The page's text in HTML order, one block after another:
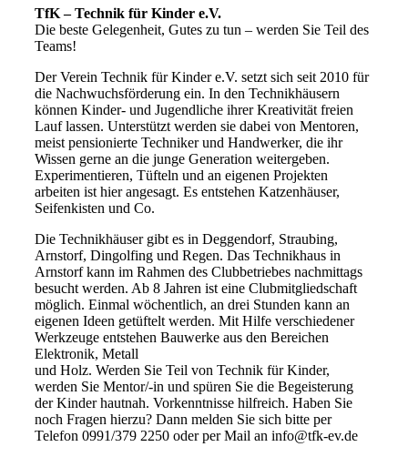
TfK – Technik für Kinder e.V.
Die beste Gelegenheit, Gutes zu tun – werden Sie Teil des
Teams!
Der Verein Technik für Kinder e.V. setzt sich seit 2010 für
die Nachwuchsförderung ein. In den Technikhäusern
können Kinder- und Jugendliche ihrer Kreativität freien
Lauf lassen. Unterstützt werden sie dabei von Mentoren,
meist pensionierte Techniker und Handwerker, die ihr
Wissen gerne an die junge Generation weitergeben.
Experimentieren, Tüfteln und an eigenen Projekten
arbeiten ist hier angesagt. Es entstehen Katzenhäuser,
Seifenkisten und Co.
Die Technikhäuser gibt es in Deggendorf, Straubing,
Arnstorf, Dingolfing und Regen. Das Technikhaus in
Arnstorf kann im Rahmen des Clubbetriebes nachmittags
besucht werden. Ab 8 Jahren ist eine Clubmitgliedschaft
möglich. Einmal wöchentlich, an drei Stunden kann an
eigenen Ideen getüftelt werden. Mit Hilfe verschiedener
Werkzeuge entstehen Bauwerke aus den Bereichen
Elektronik, Metall
und Holz. Werden Sie Teil von Technik für Kinder,
werden Sie Mentor/-in und spüren Sie die Begeisterung
der Kinder hautnah. Vorkenntnisse hilfreich. Haben Sie
noch Fragen hierzu? Dann melden Sie sich bitte per
Telefon 0991/379 2250 oder per Mail an info@tfk-ev.de